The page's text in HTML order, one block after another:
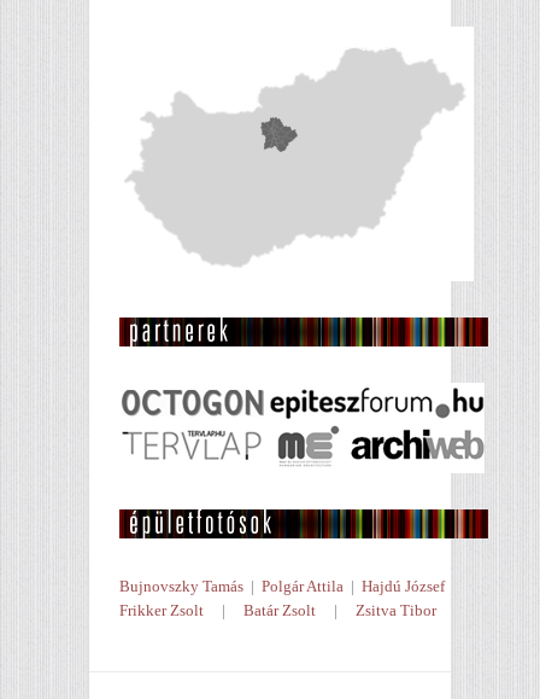
Bujnovszky Tamás | Polgár Attila | Hajdú József
Frikker Zsolt | Batár Zsolt | Zsitva Tibor